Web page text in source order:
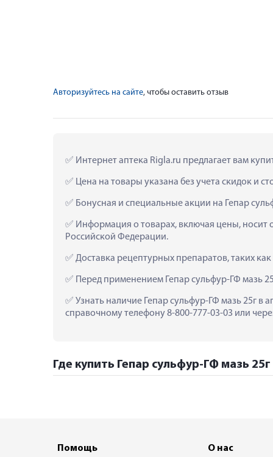
Авторизуйтесь на сайте, чтобы оставить отзыв
Интернет аптека Rigla.ru предлагает вам
Цена на товары указана без учета скидок и
Бонусная и специальные акции на Гепар
Информация о товарах, включая цены, носит
Российской Федерации.
Доставка рецептурных препаратов, таких
Перед применением Гепар сульфур-ГФ мазь
Узнать наличие Гепар сульфур-ГФ мазь 25г в
справочному телефону 8-800-777-03-03 или
Где купить Гепар сульфур-ГФ мазь
Помощь
О нас